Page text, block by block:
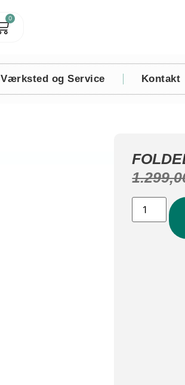
0
Værksted og Service Kontakt